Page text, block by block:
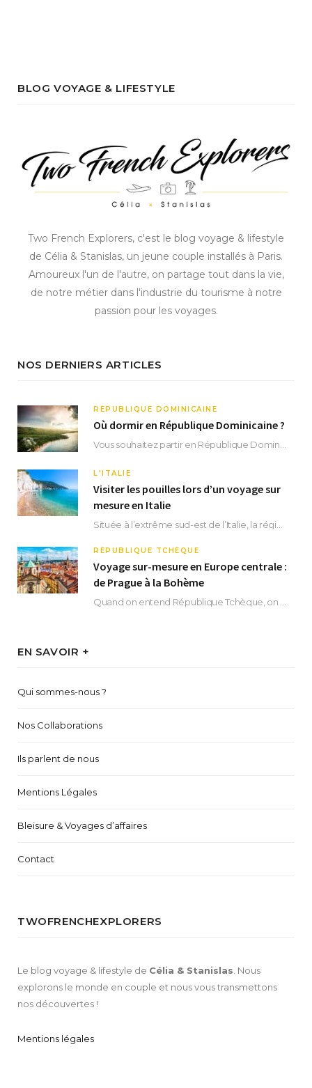
BLOG VOYAGE & LIFESTYLE
Two French Explorers, c'est le blog voyage & lifestyle
de Célia & Stanislas, un jeune couple installés à Paris.
Amoureux l'un de l'autre, on partage tout dans la vie,
de notre métier dans l'industrie du tourisme à notre
passion pour les voyages.
NOS DERNIERS ARTICLES
RÉPUBLIQUE DOMINICAINE
Où dormir en République Dominicaine ?
L'ITALIE
Visiter les pouilles lors d’un voyage sur
mesure en Italie
RÉPUBLIQUE TCHÈQUE
Voyage sur-mesure en Europe centrale :
de Prague à la Bohème
EN SAVOIR +
Qui sommes-nous ?
Nos Collaborations
Ils parlent de nous
Mentions Légales
Bleisure & Voyages d’affaires
Contact
TWOFRENCHEXPLORERS
Le blog voyage & lifestyle de Célia & Stanislas . Nous
explorons le monde en couple et nous vous transmettons
nos découvertes !
Mentions légales